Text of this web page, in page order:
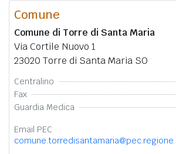
Comune
Comune di Torre di Santa Maria
Via Cortile Nuovo 1
23020 Torre di Santa Maria SO
Centralino
Fax
Guardia Medica
Email PEC